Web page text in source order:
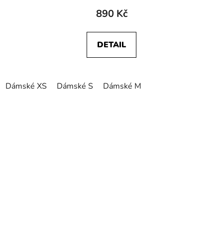
890 Kč
DETAIL
Dámské XS Dámské S Dámské M